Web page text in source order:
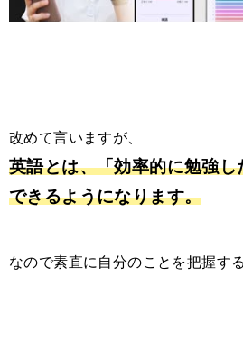
改めて言いますが、
英語とは、「効率的に勉強し
できるようになります。
なので素直に自分のことを把握す